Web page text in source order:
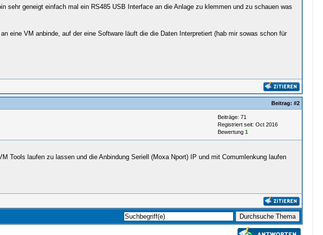
geneigt einfach mal ein RS485 USB Interface an die Anlage zu klemmen und zu schauen was
eine VM anbinde, auf der eine Software läuft die die Daten Interpretiert (hab mir sowas schon für
Beitrag: #2
Beiträge: 71
Registriert seit: Oct 2016
Bewertung 1
Tools laufen zu lassen und die Anbindung Seriell (Moxa Nport) IP und mit Comumlenkung laufen